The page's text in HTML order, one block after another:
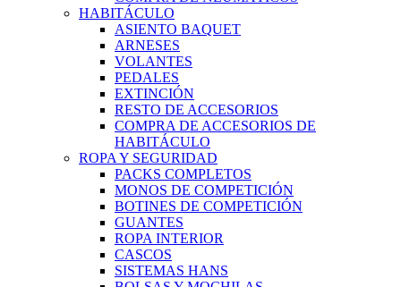
HABITÁCULO
ASIENTO BAQUET
ARNESES
VOLANTES
PEDALES
EXTINCIÓN
RESTO DE ACCESORIOS
COMPRA DE ACCESORIOS DE
HABITÁCULO
ROPA Y SEGURIDAD
PACKS COMPLETOS
MONOS DE COMPETICIÓN
BOTINES DE COMPETICIÓN
GUANTES
ROPA INTERIOR
CASCOS
SISTEMAS HANS